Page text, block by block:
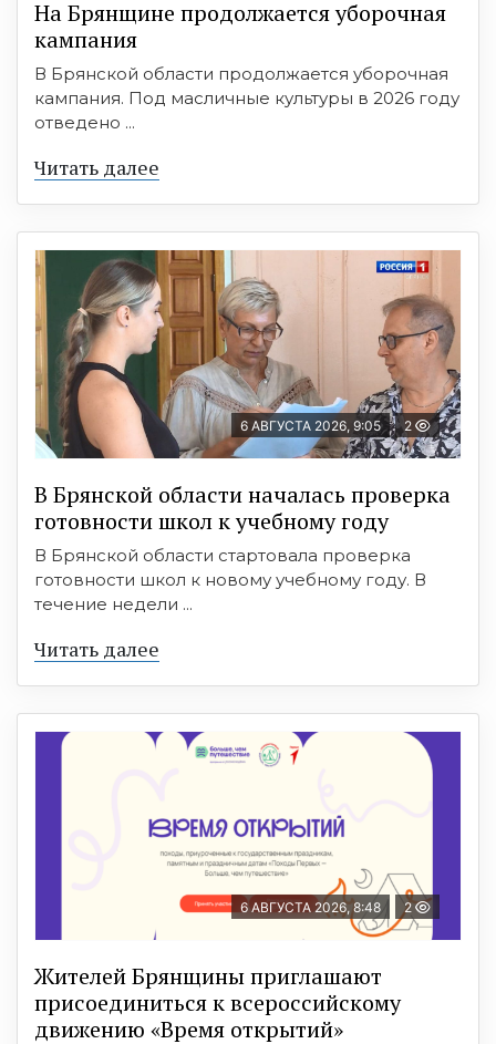
На Брянщине продолжается уборочная
кампания
В Брянской области продолжается уборочная
кампания. Под масличные культуры в 2026 году
отведено ...
Читать далее
6 АВГУСТА 2026, 9:05 2
В Брянской области началась проверка
готовности школ к учебному году
В Брянской области стартовала проверка
готовности школ к новому учебному году. В
течение недели ...
Читать далее
6 АВГУСТА 2026, 8:48 2
Жителей Брянщины приглашают
присоединиться к всероссийскому
движению «Время открытий»